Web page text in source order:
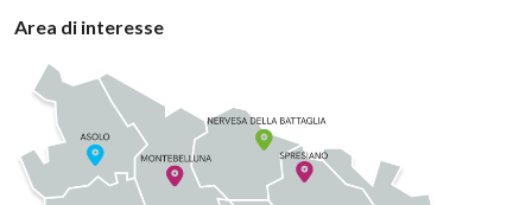
Area di interesse